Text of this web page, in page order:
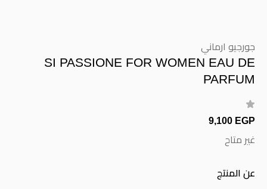
جورجيو ارماني
SI PASSIONE FOR WOMEN EAU DE
PARFUM
9,100 EGP
غير متاح
عن المنتج